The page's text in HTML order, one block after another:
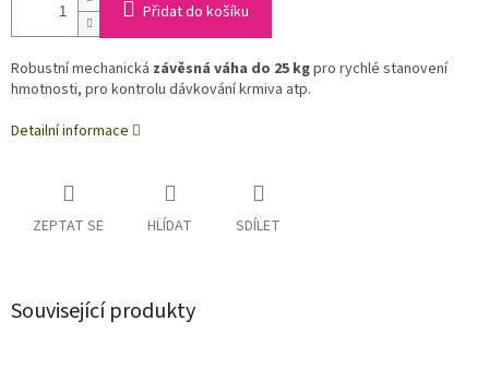
Přidat do košíku
Robustní mechanická závěsná váha do 25 kgpro rychlé stanovení
hmotnosti, pro kontrolu dávkování krmiva atp.
Detailní informace
ZEPTAT SE HLÍDAT SDÍLET
Související produkty